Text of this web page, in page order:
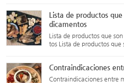
Lista de productos
dicamentos
Lista de productos que
tos Lista de productos
tos como med...
Contraindicaciones
Contraindicaciones entre